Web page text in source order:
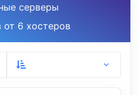
серверы
от 6 хостеров